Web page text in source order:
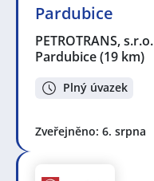
Pardubice
PETROTRANS, s.r.o.
Pardubice(19 km)
Plný úvazek
Zveřejněno: 6. srpna